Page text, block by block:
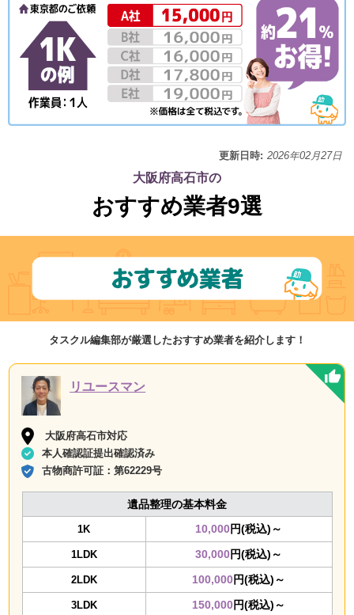
更新日時: 2026年02月27日
大阪府高石市の
おすすめ業者9選
タスクル編集部が厳選したおすすめ業者を紹介します！
リユースマン
大阪府高石市対応
本人確認証提出確認済み
古物商許可証：第62229号
遺品整理の基本料金
1K 10,000円(税込)～
1LDK 30,000円(税込)～
2LDK 100,000円(税込)～
3LDK 150,000円(税込)～